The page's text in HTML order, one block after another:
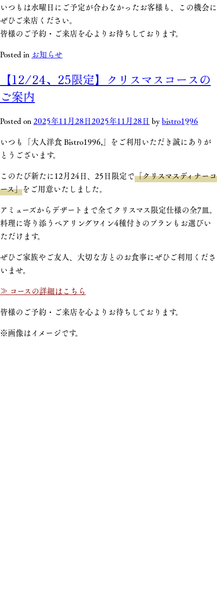
いつもは水曜日にご予定が合わなかったお客様も、この機会に
ぜひご来店ください。
皆様のご予約・ご来店を心よりお待ちしております。
Posted in お知らせ
【12/24、25限定】クリスマスコースの
ご案内
Posted on2025年11月28日2025年11月28日 bybistro1996
いつも「大人洋食 Bistro1996,」をご利用いただき誠にありが
とうございます。
このたび新たに12月24日、25日限定で「クリスマスディナーコ
ース」をご用意いたしました。
アミューズからデザートまで全てクリスマス限定仕様の全7皿。
料理に寄り添うペアリングワイン4種付きのプランもお選びい
ただけます。
ぜひご家族やご友人、大切な方とのお食事にぜひご利用くださ
いませ。
≫ コースの詳細はこちら
皆様のご予約・ご来店を心よりお待ちしております。
※画像はイメージです。